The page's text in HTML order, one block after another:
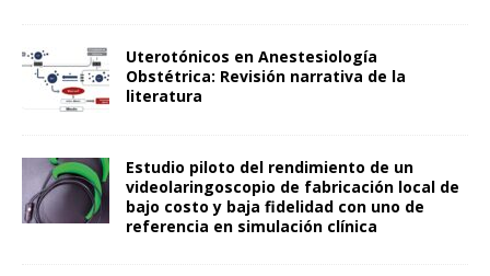
Uterotónicos en Anestesiología
Obstétrica: Revisión narrativa de la
literatura
Estudio piloto del rendimiento de un
videolaringoscopio de fabricación local de
bajo costo y baja fidelidad con uno de
referencia en simulación clínica